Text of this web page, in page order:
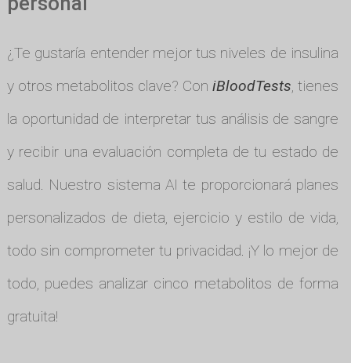
¿Te gustaría entender mejor tus niveles de insulina
y otros metabolitos clave? ConiBloodTests, tienes
la oportunidad de interpretar tus análisis de sangre
y recibir una evaluación completa de tu estado de
salud. Nuestro sistema AI te proporcionará planes
personalizados de dieta, ejercicio y estilo de vida,
todo sin comprometer tu privacidad. ¡Y lo mejor de
todo, puedes analizar cinco metabolitos de forma
gratuita!